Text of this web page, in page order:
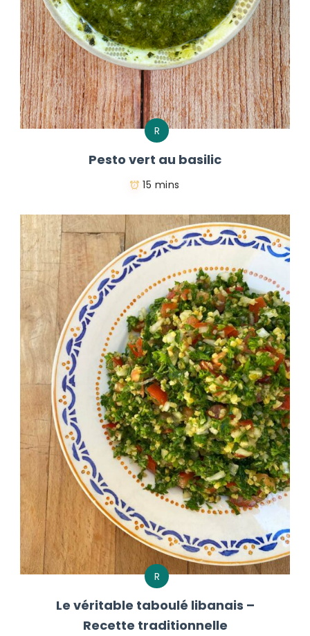
R
Pesto vert au basilic
15 mins
R
Le véritable taboulé libanais –
Recette traditionnelle